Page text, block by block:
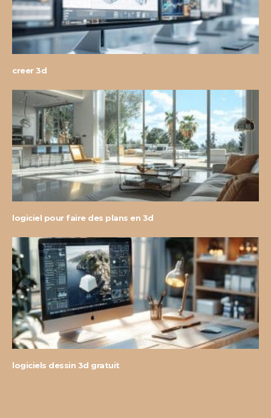
creer 3d
logiciel pour faire des plans en 3d
logiciels dessin 3d gratuit